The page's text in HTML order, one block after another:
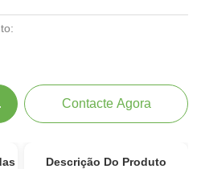
Contacte Agora
Descrição Do Produto